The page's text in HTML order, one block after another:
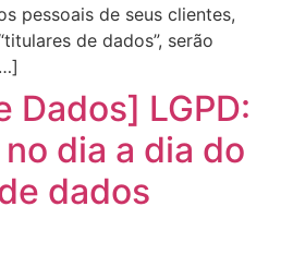
pessoais de seus clientes,
de dados”, serão
Dados] LGPD:
dia a dia do
dados